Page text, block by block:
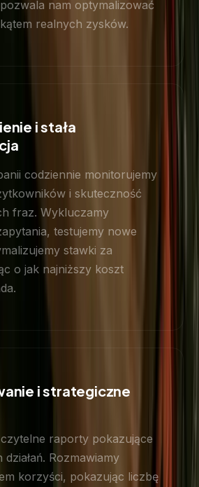
nam optymalizować
realnych zysków.
i stała
codziennie monitorujemy
i skuteczność
fraz. Wykluczamy
testujemy nowe
stawki za
o jak najniższy koszt
i strategiczne
raporty pokazujące
Rozmawiamy
korzyści, pokazując liczbę